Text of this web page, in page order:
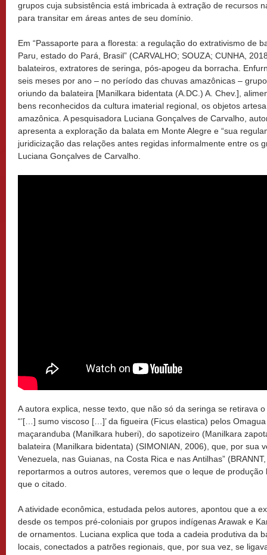
grupos cuja subsistência está imbricada à extração de recursos
para transitar em áreas antes de seu domínio.
Em “Passaporte para a floresta: a regulação do extrativismo de
Paru, estado do Pará, Brasil” (CARVALHO; SOUZA; CUNHA,
balateiros, extratores de seringa, pós-apogeu da borracha.
seis meses por ano – no período das chuvas amazônicas –
oriundo da balateira [Manilkara bidentata (A.DC.) A. Chev.],
bens reconhecidos da cultura imaterial regional, os objetos
amazônica. A pesquisadora Luciana Gonçalves de Carvalho,
apresenta a exploração da balata em Monte Alegre e “sua
juridicização das relações antes regidas informalmente entre os
Luciana Gonçalves de Carvalho.
A autora explica, nesse texto, que não só da seringa se retirava
“’[…] sumo viscoso […]’ da figueira (Ficus elastica) pelos
maçaranduba (Manilkara huberi), do sapotizeiro (Manilkara
balateira (Manilkara bidentata) (SIMONIAN, 2006), que, por sua
Venezuela, nas Guianas, na Costa Rica e nas Antilhas”
reportarmos a outros autores, veremos que o leque de
que o citado.
A atividade econômica, estudada pelos autores, apontou que a
desde os tempos pré-coloniais por grupos indígenas Arawak e
de ornamentos. Luciana explica que toda a cadeia produtiva da
locais, conectados a patrões regionais, que, por sua vez, se